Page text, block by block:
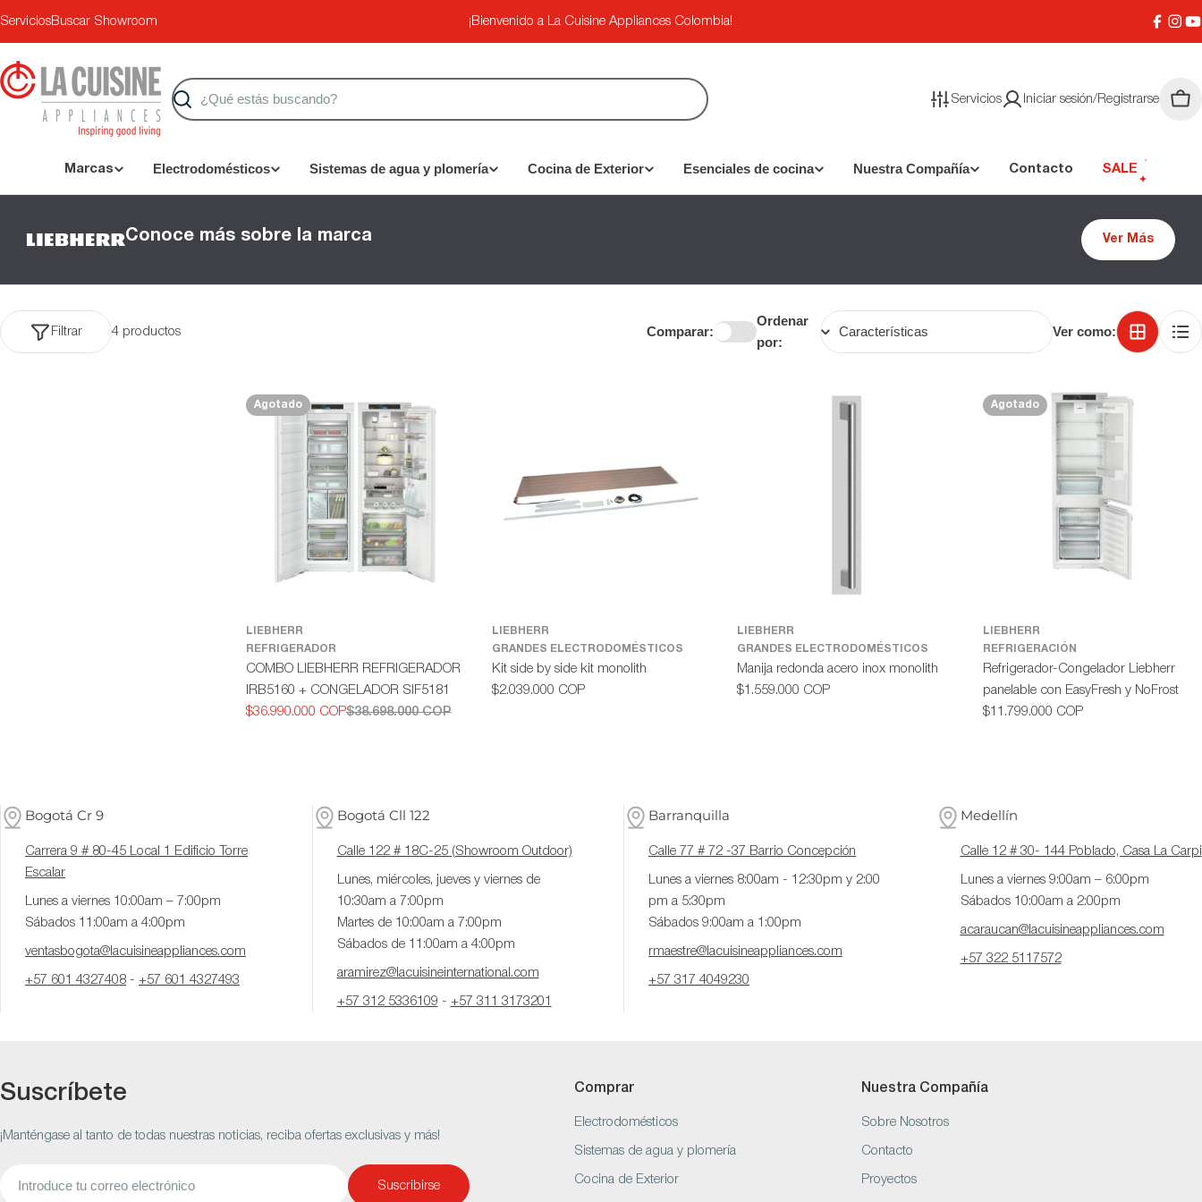
ServiciosBuscar Showroom ¡Bienvenido a La Cuisine Appliances Colombia!
Buscar
Servicios Iniciar sesión/Registrarse
Marcas Electrodomésticos Sistemas de agua y plomería Cocina de Exterior Esenciales de cocina Nuestra Compañía Contacto SALE
Conoce más sobre la marca Ver Más
4 productos
Filtrar Comparar:
Ordenar
por:
Ver como:
Agotado
LIEBHERR
REFRIGERADOR
COMBO LIEBHERR REFRIGERADOR
IRB5160 + CONGELADOR SIF5181
Precio
$36.990.000 COP
Precio
$38.698.000 COP
LIEBHERR
GRANDES ELECTRODOMÉSTICOS
Kit side by side kit monolith
Precio
$2.039.000 COP
LIEBHERR
GRANDES ELECTRODOMÉSTICOS
Manija redonda acero inox monolith
Precio
$1.559.000 COP
Agotado
LIEBHERR
REFRIGERACIÓN
Refrigerador-Congelador Liebherr
panelable con EasyFresh y NoFrost
Precio
$11.799.000 COP
Bogotá Cr 9
Carrera 9 # 80-45 Local 1 Edificio Torre
Escalar
Lunes a viernes 10:00am – 7:00pm
Sábados 11:00am a 4:00pm
ventasbogota@lacuisineappliances.com
+57 601 4327408 - +57 601 4327493
Bogotá Cll 122
Calle 122 # 18C-25 (Showroom Outdoor)
Lunes, miércoles, jueves y viernes de
10:30am a 7:00pm
Martes de 10:00am a 7:00pm
Sábados de 11:00am a 4:00pm
aramirez@lacuisineinternational.com
+57 312 5336109 - +57 311 3173201
Barranquilla
Calle 77 # 72 -37 Barrio Concepción
Lunes a viernes 8:00am - 12:30pm y 2:00
pm a 5:30pm
Sábados 9:00am a 1:00pm
rmaestre@lacuisineappliances.com
+57 317 4049230
Medellín
Calle 12 # 30- 144 Poblado, Casa La Carpi
Lunes a viernes 9:00am – 6:00pm
Sábados 10:00am a 2:00pm
acaraucan@lacuisineappliances.com
+57 322 5117572
Suscríbete
¡Manténgase al tanto de todas nuestras noticias, reciba ofertas exclusivas y más!
Suscribirse
Comprar
Electrodomésticos
Sistemas de agua y plomería
Cocina de Exterior
Nuestra Compañía
Sobre Nosotros
Contacto
Proyectos